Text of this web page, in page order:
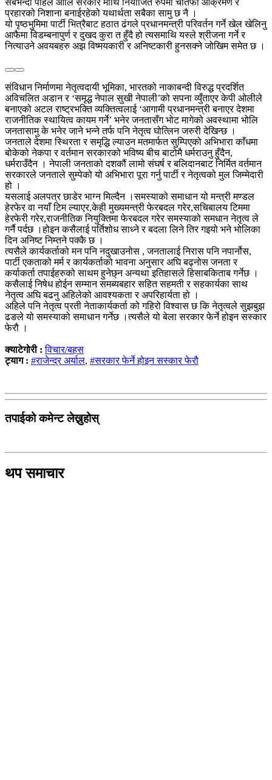
प्रहारको निशाना बनाईरहेको यथार्थता सबैका सामु छ नै ।
यो पृष्ठभुमिमा पार्टी भित्रैबाट हठात ढंगले प्रधानमन्त्री परिवर्तन गर्ने खेल खेलिनु
आफैमा विडम्बनापुर्ण र दुखद कुरा त हुँदै हो त्यसमाथि यस्ले श्रीजना गर्ने र
नित्याउने अवयबहरु अझ विष्मयकारी र अनिष्टकारी हुनसक्ने जोखिम समेत छ ।
संविधान निर्माणमा नेतृत्वदायी भूमिका, भारतको नाकाबन्दी विरुद्ध प्रदर्शित
अविचलित अडान र ‘समृद्ध नेपाल सुखी नेपाली’को सपना व्युँताएर केपी ओलीले
बनाएको अटल राष्ट्रभक्ति व्यक्तित्वलाई ‘आगामी प्रधानमन्त्री बनाएर देशमा
राजनीतिक स्थायित्व कायम गर्ने’ भनेर जनतासँग भोट मागेको अवस्थामा भोलि
जनतासामु के भनेर जाने भन्ने तर्फ पनि नेतृत्व घोत्लिन जरुरी देखिन्छ ।
जनताले देशमा स्थिरता र समृद्धि ल्याउन मतमार्फत सुम्पिएको अभिभारा काँधमा
बोकेको नेकपा र वर्तमान सरकारको भविष्य बीच बाटोमै धर्मराउनु हुँदैन,
धर्मराउँदैन । नेपाली जनताको दशकौं लामो संघर्ष र बलिदानबाट निर्मित वर्तमान
सरकारले जनताले सुम्पेको यो अभिभारा पूरा गर्नु पार्टी र नेतृत्वको मुल जिम्मेदारी
हो ।
यसलाई अलपत्र छाडेर भाग्न मिल्दैन ।समस्याको समाधान यो मन्त्री मण्डल
हेरफेर वा नयाँ टिम ल्याएर,केही मुख्यमन्त्री फेरबदल गरेर,सचिबालय टिममा
हेरफेरी गरेर,राजनीतिक नियुक्तिमा फेरबदल गरेर समस्याको समधान नेतृत्व ले
गर्नै पर्दछ ।होइन कसैलाई पर्तिशोध साध्ने र बदला लिने तिर गइयो भने भोलिका
दिन अनिष्ट निम्तने पक्कै छ ।
त्यसैले कार्यकर्ताको मन पनि नदुखाउनोस , जनतालाई निरास पनि नपार्नोस,
पार्टी एकताको मर्म र कार्यकर्ताको भावना अनुसार अघि बढ्नोस जनता र
कर्याकर्ता तपाईहरुको साथम हुनेछ्न अन्यथा इतिहासले हिसाबकिताब गर्नेछ ।
कसैलाई निषेध होईन सम्मान समब्यबहार सहित सहमती र सहकार्यका साथ
नेतृत्व अघि बढनु अहिलेको आवश्यकता र अपरिहार्यता हो ।
अहिले पनि नेतृत्व प्रती नेताकार्यकर्ता को गहिरो विश्वास छ कि नेतृत्वले सुझबुझ
ढङले यो समस्याको समाधान गर्नेछ ।त्यसैले यो बेला सरकार फेर्ने होइन सस्कार
फेरौ ।
क्याटेगोरी :विचार/बहस
ट्याग : #राजेन्द्र अर्याल, #सरकार फेर्ने होइन सस्कार फेरौ
तपाईको कमेन्ट लेख्नुहोस्
थप समाचार